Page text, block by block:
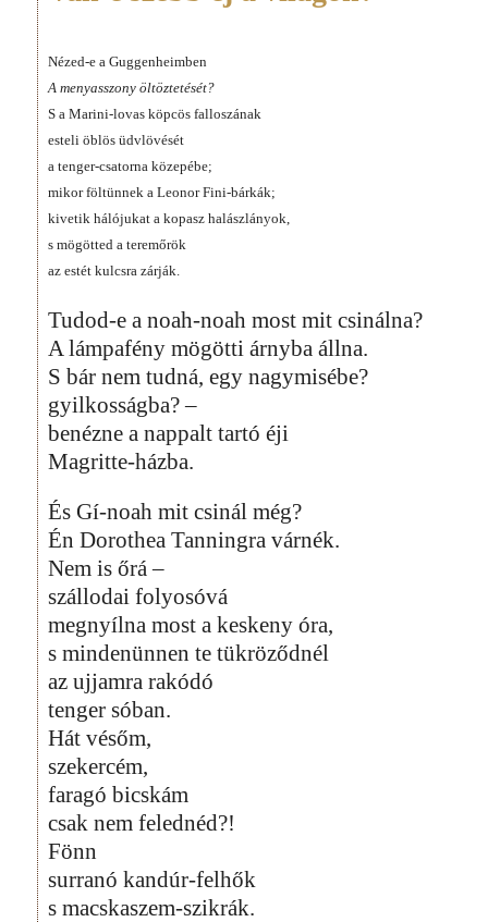
Nézed-e a Guggenheimben
A menyasszony öltöztetését?
S a Marini-lovas köpcös falloszának
esteli öblös üdvlövését
a tenger-csatorna közepébe;
mikor föltünnek a Leonor Fini-bárkák;
kivetik hálójukat a kopasz halászlányok,
s mögötted a teremőrök
az estét kulcsra zárják.
Tudod-e a noah-noah most mit csinálna?
A lámpafény mögötti árnyba állna.
S bár nem tudná, egy nagymisébe?
gyilkosságba? –
benézne a nappalt tartó éji
Magritte-házba.
És Gí-noah mit csinál még?
Én Dorothea Tanningra várnék.
Nem is őrá –
szállodai folyosóvá
megnyílna most a keskeny óra,
s mindenünnen te tükröződnél
az ujjamra rakódó
tenger sóban.
Hát vésőm,
szekercém,
faragó bicskám
csak nem felednéd?!
Fönn
surranó kandúr-felhők
s macskaszem-szikrák.